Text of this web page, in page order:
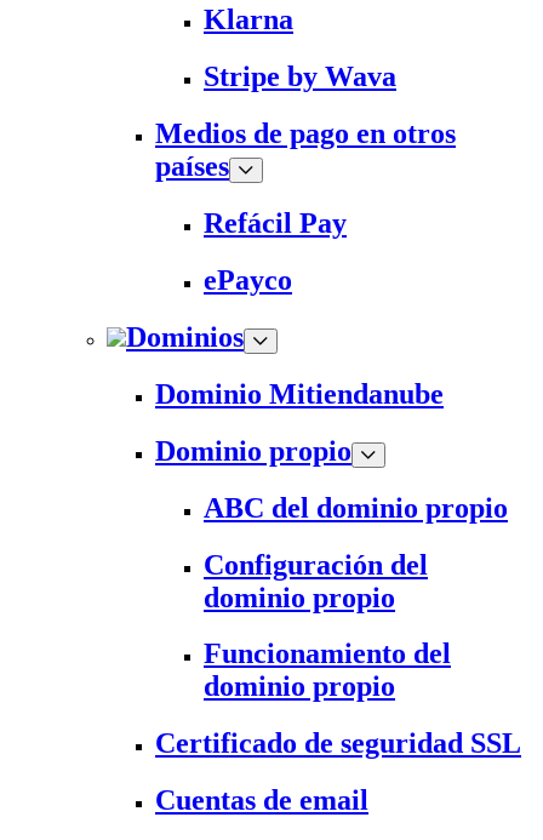
Klarna
Stripe by Wava
Medios de pago en otros
países
Refácil Pay
ePayco
Dominios
Dominio Mitiendanube
Dominio propio
ABC del dominio propio
Configuración del
dominio propio
Funcionamiento del
dominio propio
Certificado de seguridad SSL
Cuentas de email